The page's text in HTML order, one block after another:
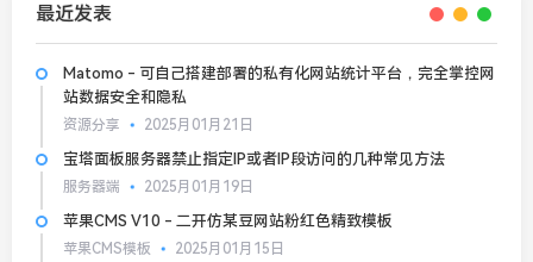
最近发表
Matomo - 可自己搭建部署的私有化网站统计平台，完全掌控网
站数据安全和隐私
资源分享 2025月01月21日
宝塔面板服务器禁止指定IP或者IP段访问的几种常见方法
服务器端 2025月01月19日
苹果CMS V10 - 二开仿某豆网站粉红色精致模板
苹果CMS模板 2025月01月15日